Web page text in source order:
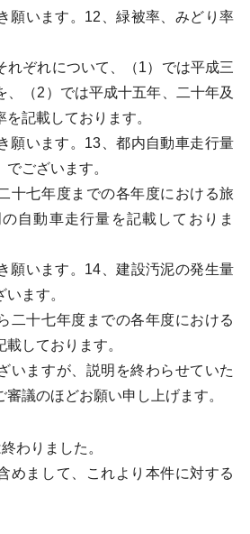
願います。12、緑被率、みどり率
ぞれについて、（1）では平成三
、（2）では平成十五年、二十年及
記載しております。
願います。13、都内自動車走行量
ございます。
十七年度までの各年度における旅
自動車走行量を記載しておりま
願います。14、建設汚泥の発生量
います。
二十七年度までの各年度における
しております。
いますが、説明を終わらせていた
議のほどお願い申し上げます。
わりました。
めまして、これより本件に対する